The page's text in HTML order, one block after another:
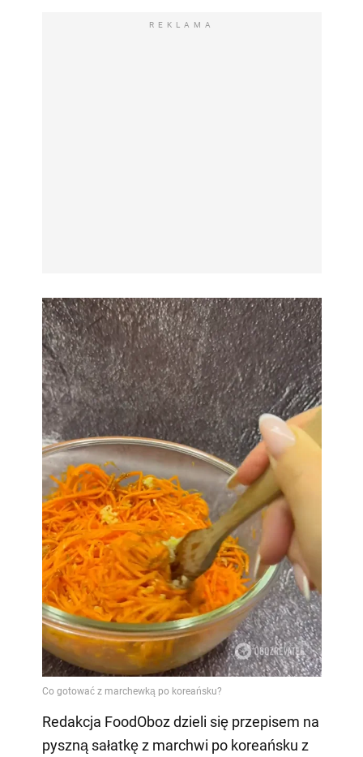
REKLAMA
Redakcja FoodOboz dzieli się przepisem na
pyszną sałatkę z marchwi po koreańsku z